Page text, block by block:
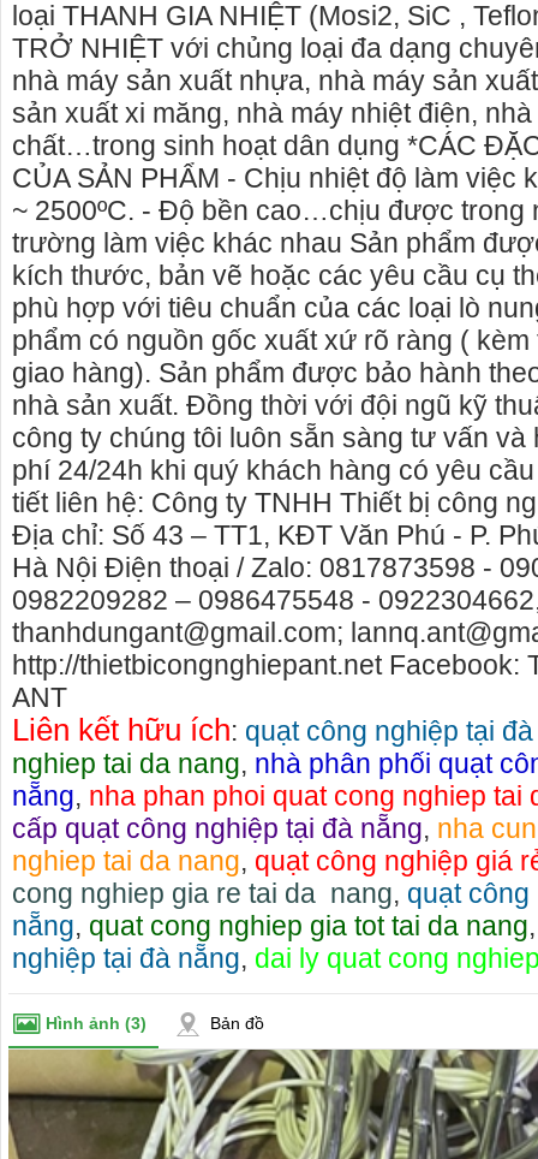
loại THANH GIA NHIỆT (Mosi2, SiC ,
TRỞ NHIỆT với chủng loại đa dạng
nhà máy sản xuất nhựa, nhà máy sản
sản xuất xi măng, nhà máy nhiệt điện,
chất…trong sinh hoạt dân dụng *CÁC
CỦA SẢN PHẨM - Chịu nhiệt độ làm việc
~ 2500ºC. - Độ bền cao…chịu được trong
trường làm việc khác nhau Sản phẩm
kích thước, bản vẽ hoặc các yêu cầu cụ
phù hợp với tiêu chuẩn của các loại lò
phẩm có nguồn gốc xuất xứ rõ ràng (
giao hàng). Sản phẩm được bảo hành
nhà sản xuất. Đồng thời với đội ngũ kỹ
công ty chúng tôi luôn sẵn sàng tư vấn và
phí 24/24h khi quý khách hàng có yêu
tiết liên hệ: Công ty TNHH Thiết bị công
Địa chỉ: Số 43 – TT1, KĐT Văn Phú - P.
Hà Nội Điện thoại / Zalo: 0817873598 -
0982209282 – 0986475548 -
thanhdungant@gmail.com;
http://thietbicongnghiepant.net Facebook:
ANT
Liên kết hữu ích: quạt công nghiệp tại
nghiep tai da nang, nhà phân phối quạt
nẵng, nha phan phoi quat cong nghiep tai
cấp quạt công nghiệp tại đà nẵng, nha
nghiep tai da nang, quạt công nghiệp giá
cong nghiep gia re tai da nang, quạt công
nẵng, quat cong nghiep gia tot tai da nang
nghiệp tại đà nẵng, dai ly quat cong
Hình ảnh (3) Bản đồ